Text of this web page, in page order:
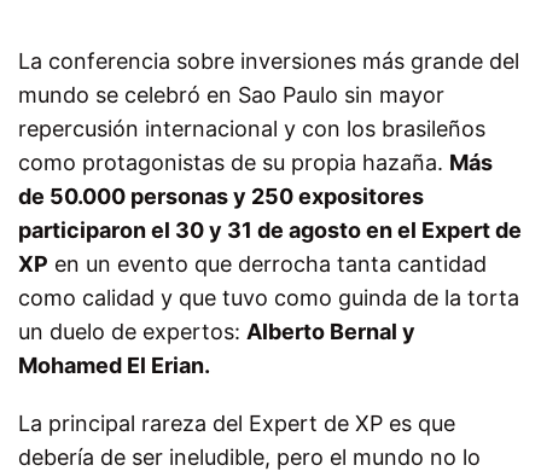
La conferencia sobre inversiones más grande del
mundo se celebró en Sao Paulo sin mayor
repercusión internacional y con los brasileños
como protagonistas de su propia hazaña. Más
de 50.000 personas y 250 expositores
participaron el 30 y 31 de agosto en el Expert de
XP en un evento que derrocha tanta cantidad
como calidad y que tuvo como guinda de la torta
un duelo de expertos: Alberto Bernal y
Mohamed El Erian.
La principal rareza del Expert de XP es que
debería de ser ineludible, pero el mundo no lo